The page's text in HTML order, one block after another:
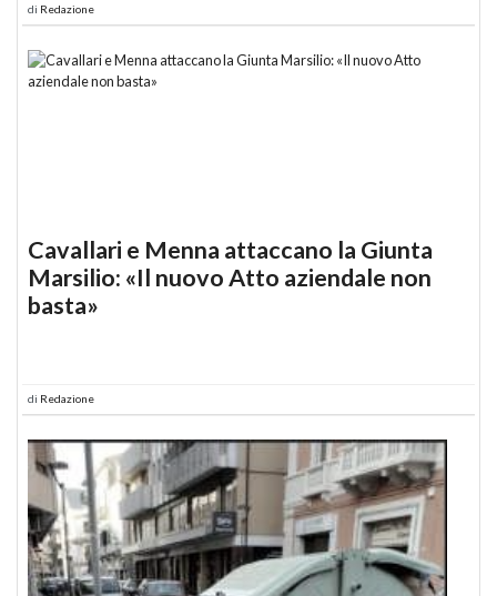
di Redazione
Cavallari e Menna attaccano la Giunta
Marsilio: «Il nuovo Atto aziendale non
basta»
di Redazione